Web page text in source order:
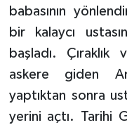
babasının
bir kalaycı
başladı.
askere giden
yaptıktan sonra
yerini açtı. Tarihi